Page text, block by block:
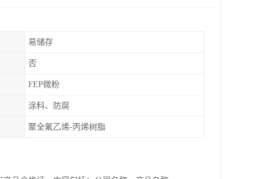
易储存
否
FEP微粉
涂料、防腐
聚全氟乙烯-丙烯树脂